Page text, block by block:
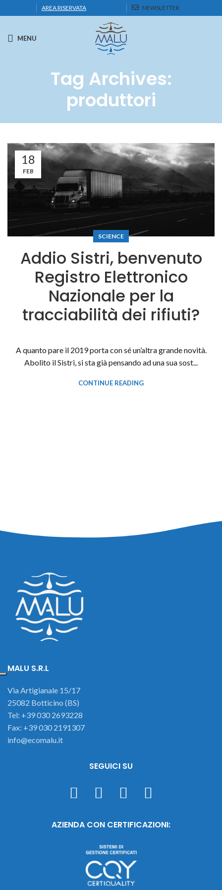
AREA RISERVATA NEWSLETTER
MENU
Tag Archives:
produttori
18
FEB
SCIENCE
Addio Sistri, benvenuto
Registro Elettronico
Nazionale per la
tracciabilità dei rifiuti?
A quanto pare il 2019 porta con sé un’altra grande novità.
Abolito il Sistri, si sta già pensando ad una sua sost...
CONTINUE READING
MALU S.R.L
Via Artigianale 15/17
25082 Botticino (BS)
Tel: +39 030 2693228
Fax: +39 030 2191307
info@ecomalu.it
SEGUICI SU
AZIENDA CON CERTIFICAZIONI: